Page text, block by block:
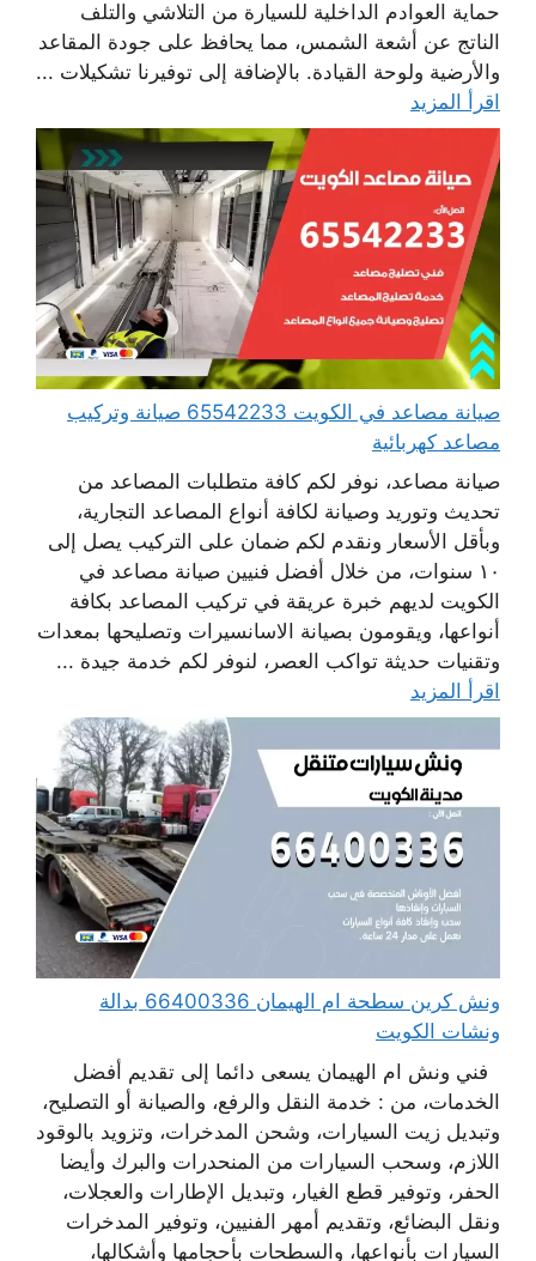
حماية العوادم الداخلية للسيارة من التلاشي والتلف
الناتج عن أشعة الشمس، مما يحافظ على جودة المقاعد
والأرضية ولوحة القيادة. بالإضافة إلى توفيرنا تشكيلات ...
اقرأ المزيد
صيانة مصاعد في الكويت 65542233 صيانة وتركيب
مصاعد كهربائية
صيانة مصاعد، نوفر لكم كافة متطلبات المصاعد من
تحديث وتوريد وصيانة لكافة أنواع المصاعد التجارية،
وبأقل الأسعار ونقدم لكم ضمان على التركيب يصل إلى
١٠ سنوات، من خلال أفضل فنيين صيانة مصاعد في
الكويت لديهم خبرة عريقة في تركيب المصاعد بكافة
أنواعها، ويقومون بصيانة الاسانسيرات وتصليحها بمعدات
وتقنيات حديثة تواكب العصر، لنوفر لكم خدمة جيدة ...
اقرأ المزيد
ونش كرين سطحة ام الهيمان 66400336 بدالة
ونشات الكويت
فني ونش ام الهيمان يسعى دائما إلى تقديم أفضل
الخدمات، من : خدمة النقل والرفع، والصيانة أو التصليح،
وتبديل زيت السيارات، وشحن المدخرات، وتزويد بالوقود
اللازم، وسحب السيارات من المنحدرات والبرك وأيضا
الحفر، وتوفير قطع الغيار، وتبديل الإطارات والعجلات،
ونقل البضائع، وتقديم أمهر الفنيين، وتوفير المدخرات
السيارات بأنواعها، والسطحات بأحجامها وأشكالها،